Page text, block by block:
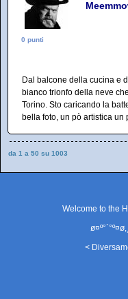
0 punti
Dal balcone della cucina e
bianco trionfo della neve
Torino. Sto caricando la
bella foto, un pò artistica un
da 1 a 50 su 1003
Welcome to the
<